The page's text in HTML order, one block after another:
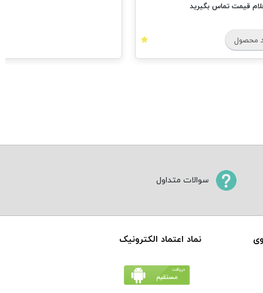
بگیرید
سوالات متداول
نماد اعتماد الکترونیک